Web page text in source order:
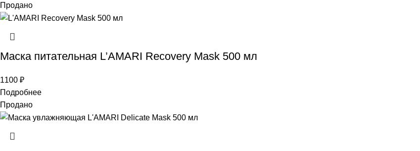
Продано
Маска питательная L’AMARI Recovery Mask 500 мл
1100 ₽
Подробнее
Продано